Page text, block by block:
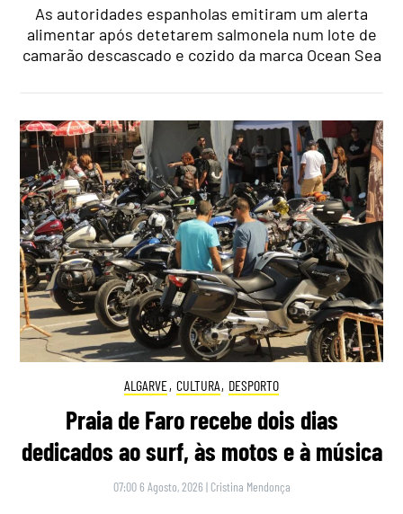
As autoridades espanholas emitiram um alerta
alimentar após detetarem salmonela num lote de
camarão descascado e cozido da marca Ocean Sea
ALGARVE, CULTURA, DESPORTO
Praia de Faro recebe dois dias
dedicados ao surf, às motos e à música
07:00 6 Agosto, 2026 | Cristina Mendonça